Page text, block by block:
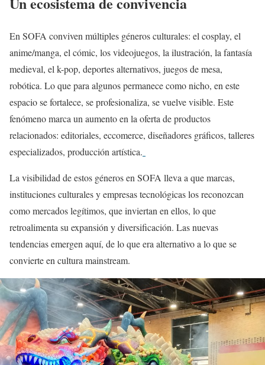
En SOFA conviven múltiples géneros culturales: el cosplay, el
anime/manga, el cómic, los videojuegos, la ilustración, la fantasía
medieval, el k-pop, deportes alternativos, juegos de mesa,
robótica. Lo que para algunos permanece como nicho, en este
espacio se fortalece, se profesionaliza, se vuelve visible. Este
fenómeno marca un aumento en la oferta de productos
relacionados: editoriales, eccomerce, diseñadores gráficos, talleres
especializados, producción artística.
La visibilidad de estos géneros en SOFA lleva a que marcas,
instituciones culturales y empresas tecnológicas los reconozcan
como mercados legítimos, que inviertan en ellos, lo que
retroalimenta su expansión y diversificación. Las nuevas
tendencias emergen aquí, de lo que era alternativo a lo que se
convierte en cultura mainstream.